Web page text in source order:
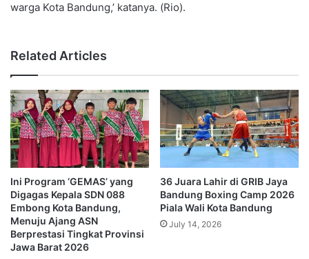
warga Kota Bandung,’ katanya. (Rio).
Related Articles
Ini Program ‘GEMAS’ yang
Digagas Kepala SDN 088
Embong Kota Bandung,
Menuju Ajang ASN
Berprestasi Tingkat Provinsi
Jawa Barat 2026
36 Juara Lahir di GRIB Jaya
Bandung Boxing Camp 2026
Piala Wali Kota Bandung
July 14, 2026